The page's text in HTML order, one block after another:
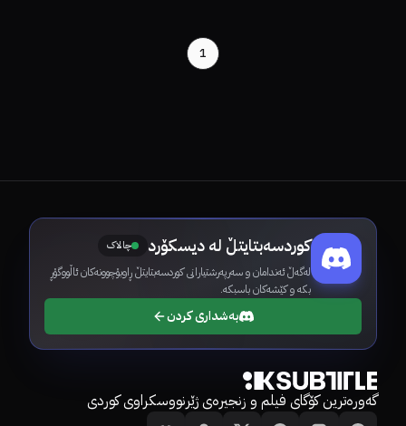
1
کوردسەبتایتڵ لە دیسکۆرد چالاک
لەگەڵ ئەندامان و سەرپەرشتیارانی کوردسەبتایتڵ ڕاوبۆچوونەکان ئاڵووگۆڕ
بکە و کێشەکان باسبکە.
بەشداری کردن
گەورەترین کۆگای فیلم و زنجیرەی ژێرنووسکراوی کوردی